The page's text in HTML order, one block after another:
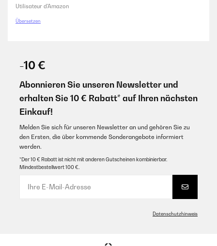
Utilisateur d'Amazon
Übersetzen
-10 €
Abonnieren Sie unseren Newsletter und
erhalten Sie 10 € Rabatt* auf Ihren nächsten
Einkauf!
Melden Sie sich für unseren Newsletter an und gehören Sie zu
den Ersten, die über kommende Sonderangebote informiert
werden.
*Der 10 € Rabatt ist nicht mit anderen Gutscheinen kombinierbar.
Mindestbestellwert 100 €.
Datenschutzhinweis